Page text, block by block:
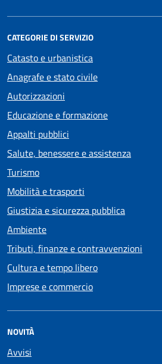
CATEGORIE DI SERVIZIO
Catasto e urbanistica
Anagrafe e stato civile
Autorizzazioni
Educazione e formazione
Appalti pubblici
Salute, benessere e assistenza
Turismo
Mobilità e trasporti
Giustizia e sicurezza pubblica
Ambiente
Tributi, finanze e contravvenzioni
Cultura e tempo libero
Imprese e commercio
NOVITÀ
Avvisi